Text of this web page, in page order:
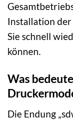
Installation
Sie schnell
können.
Was
Die Endung